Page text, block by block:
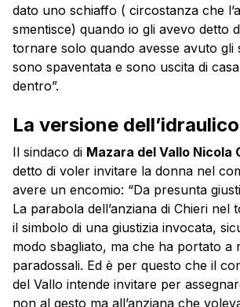
dato uno schiaffo ( circostanza che
smentisce) quando io gli avevo detto
tornare solo quando avesse avuto gli
sono spaventata e sono uscita di
dentro”.
La versione dell’idraulico
Il sindaco di Mazara del Vallo Nicola
detto di voler invitare la donna nel
avere un encomio: “Da presunta
La parabola dell’anziana di Chieri nel
il simbolo di una giustizia invocata,
modo sbagliato, ma che ha portato a
paradossali. Ed è per questo che il
del Vallo intende invitare per
non al gesto ma all’anziana che